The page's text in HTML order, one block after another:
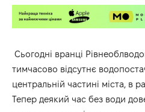
Сьогодні вранці
тимчасово відсутнє
центральній частині міста, в
Тепер деякий час без води